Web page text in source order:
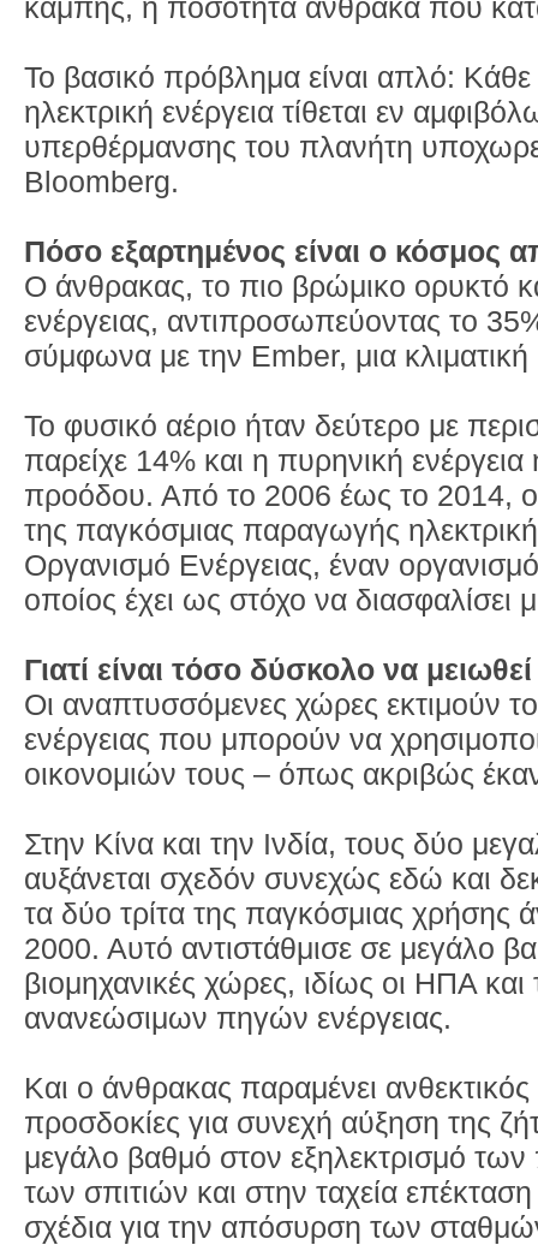
καμπής, η ποσότητα άνθρακα που
Το βασικό πρόβλημα είναι απλό:
ηλεκτρική ενέργεια τίθεται εν
υπερθέρμανσης του πλανήτη
Bloomberg.
Πόσο εξαρτημένος είναι ο κόσμος
Ο άνθρακας, το πιο βρώμικο ορυκτό
ενέργειας, αντιπροσωπεύοντας το
σύμφωνα με την Ember, μια
Το φυσικό αέριο ήταν δεύτερο με
παρείχε 14% και η πυρηνική
προόδου. Από το 2006 έως το 2014,
της παγκόσμιας παραγωγής
Οργανισμό Ενέργειας, έναν
οποίος έχει ως στόχο να
Γιατί είναι τόσο δύσκολο να
Οι αναπτυσσόμενες χώρες εκτιμούν
ενέργειας που μπορούν να
οικονομιών τους – όπως ακριβώς
Στην Κίνα και την Ινδία, τους δύο
αυξάνεται σχεδόν συνεχώς εδώ και
τα δύο τρίτα της παγκόσμιας χρήσης
2000. Αυτό αντιστάθμισε σε μεγάλο
βιομηχανικές χώρες, ιδίως οι ΗΠΑ
ανανεώσιμων πηγών ενέργειας.
Και ο άνθρακας παραμένει
προσδοκίες για συνεχή αύξηση της
μεγάλο βαθμό στον εξηλεκτρισμό
των σπιτιών και στην ταχεία
σχέδια για την απόσυρση των